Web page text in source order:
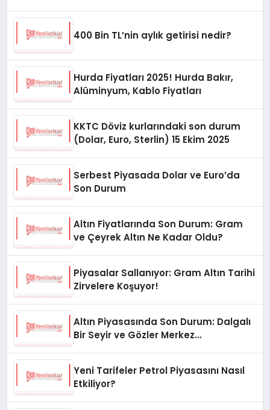
400 Bin TL’nin aylık getirisi nedir?
Hurda Fiyatları 2025! Hurda Bakır,
Alüminyum, Kablo Fiyatları
KKTC Döviz kurlarındaki son durum
(Dolar, Euro, Sterlin) 15 Ekim 2025
Serbest Piyasada Dolar ve Euro’da
Son Durum
Altın Fiyatlarında Son Durum: Gram
ve Çeyrek Altın Ne Kadar Oldu?
Piyasalar Sallanıyor: Gram Altın Tarihi
Zirvelere Koşuyor!
Altın Piyasasında Son Durum: Dalgalı
Bir Seyir ve Gözler Merkez
Yeni Tarifeler Petrol Piyasasını Nasıl
Etkiliyor?